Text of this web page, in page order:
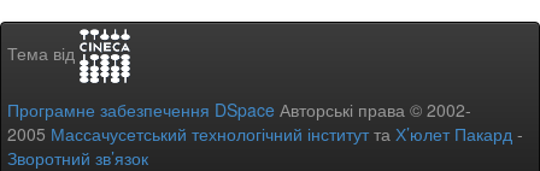
Тема від
Програмне забезпечення DSpace Авторські права © 2002-
2005 Массачусетський технологічний інститутта Х’юлет Пакард -
Зворотний зв’язок